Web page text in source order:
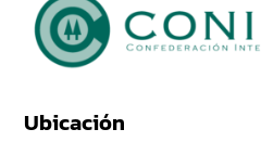
Ubicación